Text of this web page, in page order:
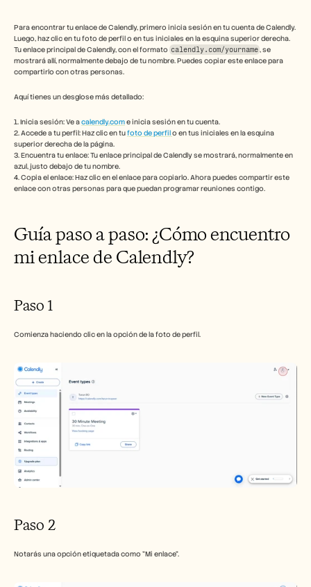
Para encontrar tu enlace de Calendly, primero inicia sesión en tu cuenta de Calendly.
Luego, haz clic en tu foto de perfil o en tus iniciales en la esquina superior derecha.
Tu enlace principal de Calendly, con el formato calendly.com/yourname, se
mostrará allí, normalmente debajo de tu nombre. Puedes copiar este enlace para
compartirlo con otras personas.
Aquí tienes un desglose más detallado:
1. Inicia sesión: Ve a calendly.com e inicia sesión en tu cuenta.
2. Accede a tu perfil: Haz clic en tu foto de perfil o en tus iniciales en la esquina
superior derecha de la página.
3. Encuentra tu enlace: Tu enlace principal de Calendly se mostrará, normalmente en
azul, justo debajo de tu nombre.
4. Copia el enlace: Haz clic en el enlace para copiarlo. Ahora puedes compartir este
enlace con otras personas para que puedan programar reuniones contigo.
Guía paso a paso: ¿Cómo encuentro
mi enlace de Calendly?
Paso 1
Comienza haciendo clic en la opción de la foto de perfil.
Paso 2
Notarás una opción etiquetada como "Mi enlace".
Centro de ayuda
Anuncio
Programa de partners
CASOS DE USO
Gestión del cambio
Preventa
Éxito del cliente
Formación
Ver más casos de uso
Empieza tu prueba gratuita